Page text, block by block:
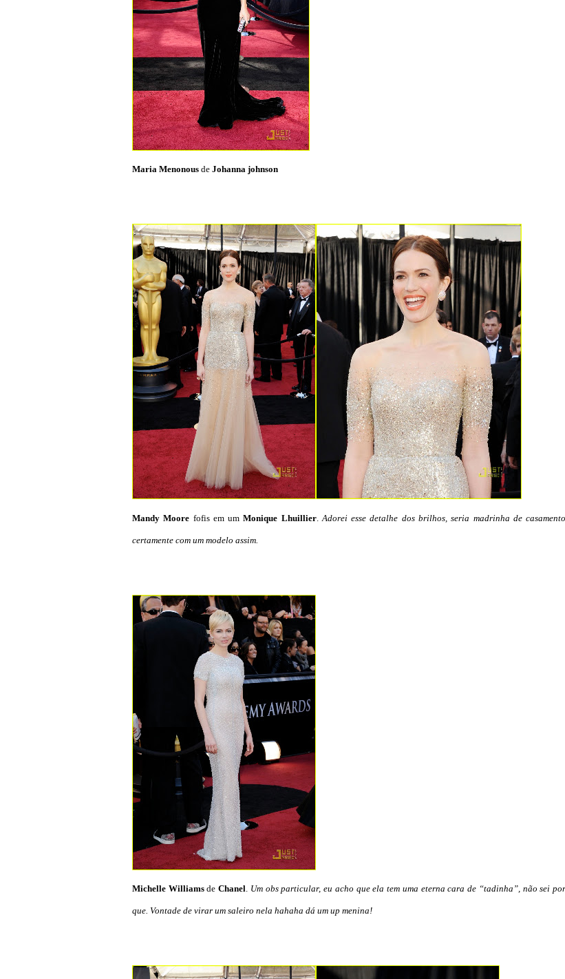
Maria Menonous de Johanna johnson
Mandy Moore fofis em umMonique Lhuillier.Adorei esse detalhe dos brilhos, seria madrinha de casamento
certamente com um modelo assim.
Michelle WilliamsdeChanel. Um obs particular, eu acho que ela tem uma eterna cara de “tadinha”, não sei por
que. Vontade de virar um saleiro nela hahaha dá um up menina!